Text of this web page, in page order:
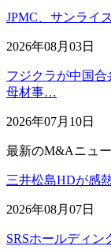
JPMC、サンライ
2026年08月03日
フジクラが中国
母材事…
2026年07月10日
最新のM&Aニュ
三井松島HDが感
2026年08月07日
SRSホールディ